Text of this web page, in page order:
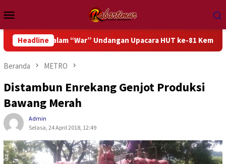
ke
kontenMobile
Headline
“War” Undangan Upacara HUT ke-81 Kemerdekaan RI
Beranda METRO
Distambun Enrekang Genjot Produksi
Bawang Merah
Admin
Selasa, 24 April 2018, 12:49